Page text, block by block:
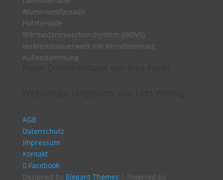
Aluminiumfassade
Holzfassade
Wärmedämmverbundsystem (WDVS)
Verblendmauerwerk mit Kerndämmung
Außendämmung
AGB
Datenschutz
Impressum
Kontakt
Facebook
Designed by Elegant Themes | Powered by